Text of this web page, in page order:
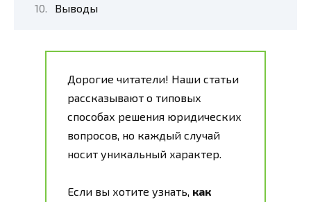
Выводы
Дорогие читатели! Наши статьи
рассказывают о типовых
способах решения юридических
вопросов, но каждый случай
носит уникальный характер.
Если вы хотите узнать, как